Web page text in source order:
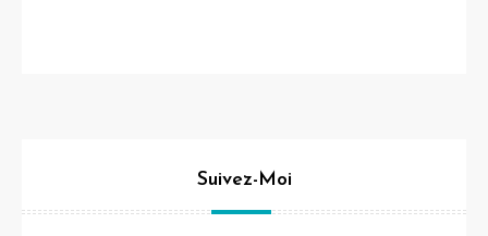
Suivez-Moi